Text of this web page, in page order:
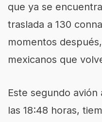
que ya se
traslada a 130
momentos
mexicanos que
Este segundo
las 18:48 horas,